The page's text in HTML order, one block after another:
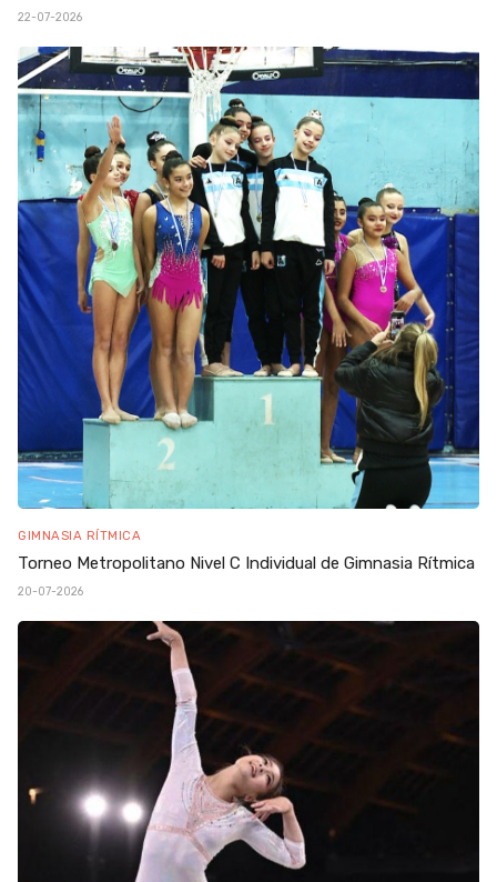
22-07-2026
GIMNASIA RÍTMICA
Torneo Metropolitano Nivel C Individual de Gimnasia Rítmica
20-07-2026